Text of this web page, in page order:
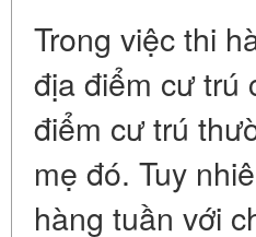
Trong việc thi
địa điểm cư trú
điểm cư trú
mẹ đó. Tuy
hàng tuần với